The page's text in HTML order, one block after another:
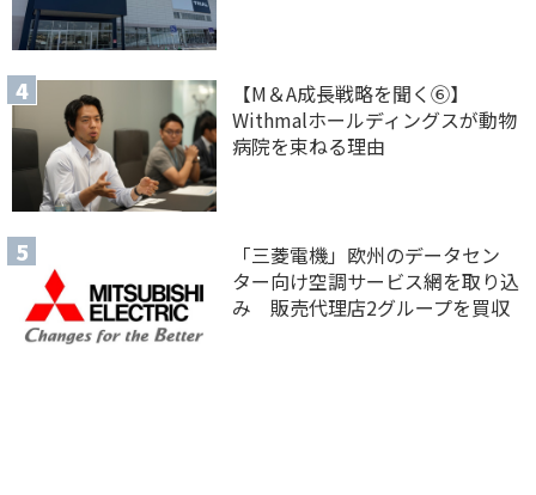
【M＆A 成長戦略を聞く⑥】
Withmalホールディングスが動物
病院を束ねる理由
「三菱電機」欧州のデータセン
ター向け空調サービス網を取り込
み 販売代理店2グループを買収